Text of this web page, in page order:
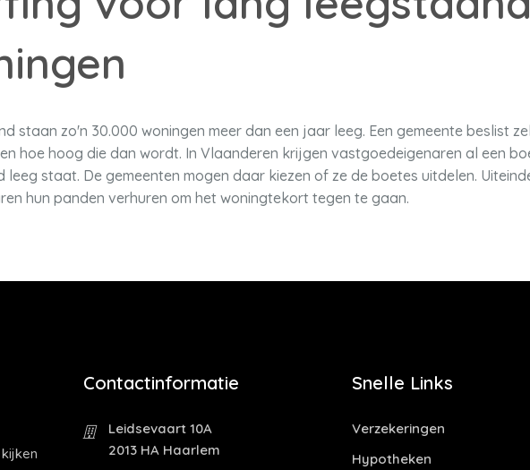
staan zo'n 30.000 woningen meer dan een jaar leeg. Een gemeente beslist
hoe hoog die dan wordt. In Vlaanderen krijgen vastgoedeigenaren al een
leeg staat. De gemeenten mogen daar kiezen of ze de boetes uitdelen.
hun panden verhuren om het woningtekort tegen te gaan.
Contactinformatie
Leidsevaart 10A
2013 HA Haarlem
Snelle Links
Verzekeringen
Hypotheken